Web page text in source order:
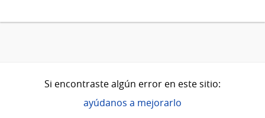
Si encontraste algún error en este sitio:
ayúdanos a mejorarlo